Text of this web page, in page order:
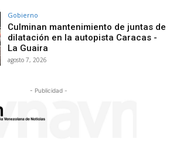
Gobierno
Culminan mantenimiento de juntas de
dilatación en la autopista Caracas -
La Guaira
agosto 7, 2026
- Publicidad -